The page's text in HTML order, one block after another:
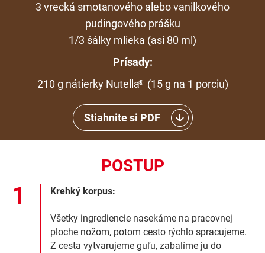
3 vrecká smotanového alebo vanilkového
pudingového prášku
1/3 šálky mlieka (asi 80 ml)
Prísady:
210 g nátierky Nutella® (15 g na 1 porciu)
Stiahnite si PDF
POSTUP
Krehký korpus:
Všetky ingrediencie nasekáme na pracovnej
ploche nožom, potom cesto rýchlo spracujeme.
Z cesta vytvarujeme guľu, zabalíme ju do